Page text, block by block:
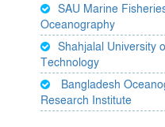
SAU Marine
Oceanography
Shahjalal University
Technology
Bangladesh
Research Institute